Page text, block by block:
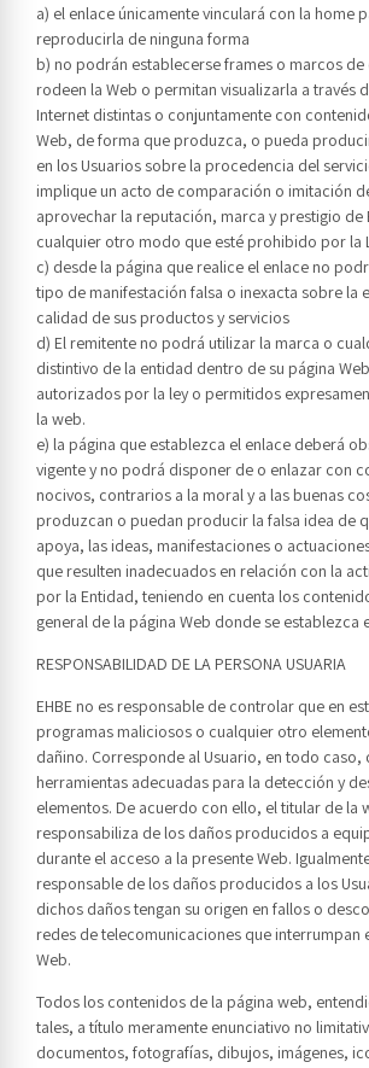
a) el enlace únicamente vinculará con la home
reproducirla de ninguna forma
b) no podrán establecerse frames o marcos
rodeen la Web o permitan visualizarla a través
Internet distintas o conjuntamente con
Web, de forma que produzca, o pueda
en los Usuarios sobre la procedencia del
implique un acto de comparación o imitación
aprovechar la reputación, marca y prestigio de
cualquier otro modo que esté prohibido por la
c) desde la página que realice el enlace no
tipo de manifestación falsa o inexacta sobre la
calidad de sus productos y servicios
d) El remitente no podrá utilizar la marca o
distintivo de la entidad dentro de su página
autorizados por la ley o permitidos
la web.
e) la página que establezca el enlace deberá
vigente y no podrá disponer de o enlazar con
nocivos, contrarios a la moral y a las buenas
produzcan o puedan producir la falsa idea de
apoya, las ideas, manifestaciones o
que resulten inadecuados en relación con la
por la Entidad, teniendo en cuenta los
general de la página Web donde se establezca
RESPONSABILIDAD DE LA PERSONA USUARIA
EHBE no es responsable de controlar que en
programas maliciosos o cualquier otro
dañino. Corresponde al Usuario, en todo caso,
herramientas adecuadas para la detección y
elementos. De acuerdo con ello, el titular de la
responsabiliza de los daños producidos a
durante el acceso a la presente Web.
responsable de los daños producidos a los
dichos daños tengan su origen en fallos o
redes de telecomunicaciones que interrumpan
Web.
Todos los contenidos de la página web,
tales, a título meramente enunciativo no
documentos, fotografías, dibujos, imágenes,